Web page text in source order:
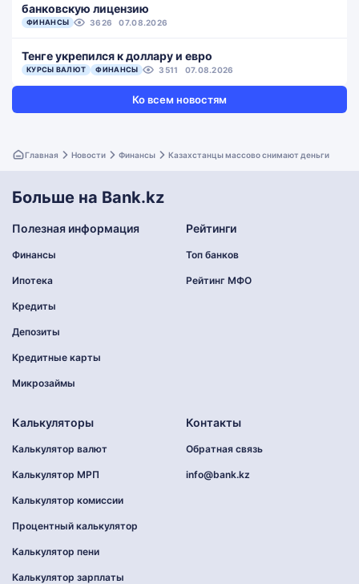
банковскую лицензию
ФИНАНСЫ 3626 07.08.2026
Тенге укрепился к доллару и евро
КУРСЫ ВАЛЮТ ФИНАНСЫ 3511 07.08.2026
Ко всем новостям
Главная Новости Финансы Казахстанцы массово снимают деньги
Больше на Bank.kz
Полезная информация
Финансы
Ипотека
Кредиты
Депозиты
Кредитные карты
Микрозаймы
Рейтинги
Топ банков
Рейтинг МФО
Калькуляторы
Калькулятор валют
Калькулятор МРП
Калькулятор комиссии
Процентный калькулятор
Калькулятор пени
Калькулятор зарплаты
Контакты
Обратная связь
info@bank.kz